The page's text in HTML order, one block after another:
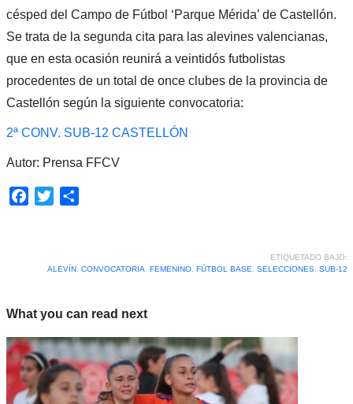
césped del Campo de Fútbol ‘Parque Mérida’ de Castellón.
Se trata de la segunda cita para las alevines valencianas,
que en esta ocasión reunirá a veintidós futbolistas
procedentes de un total de once clubes de la provincia de
Castellón según la siguiente convocatoria:
2ª CONV. SUB-12 CASTELLÓN
Autor: Prensa FFCV
Facebook
Twitter
ETIQUETADO BAJO:
ALEVÍN, CONVOCATORIA FEMENINO, FÚTBOL BASE SELECCIONES, SUB-12
What you can read next